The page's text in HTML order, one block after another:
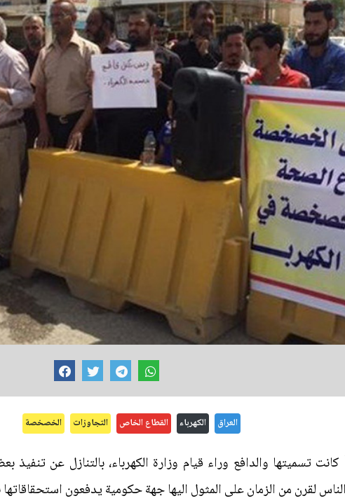
العراق الكهرباء القطاع الخاص التجاوزات الخصخصة
تسميتها والدافع وراء قيام وزارة الكهرباء، بالتنازل عن
لقرن من الزمان على المثول اليها جهة حكومية يدفعون